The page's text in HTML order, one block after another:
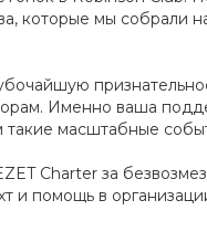
которые мы собрали
Именно ваша
масштабные
Charter за
и помощь в